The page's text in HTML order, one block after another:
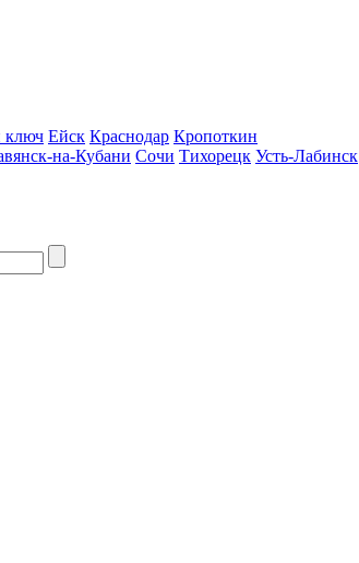
ключ Ейск Краснодар Кропоткин
на-Кубани Сочи Тихорецк Усть-Лабинск